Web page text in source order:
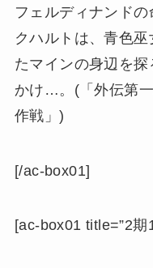
フェルディナンド
クハルトは、青色
たマインの身辺を
かけ…。(「外伝第
作戦」)
[/ac-box01]
[ac-box01 title=”2期